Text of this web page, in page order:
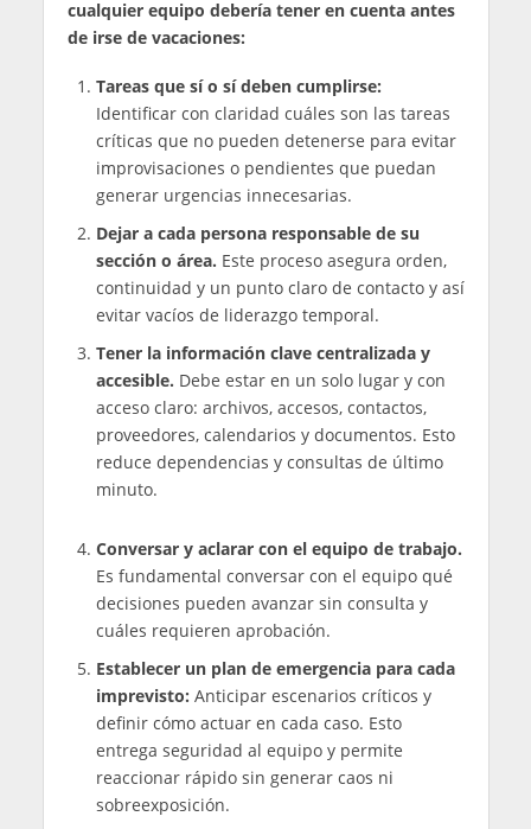
cualquier equipo debería tener en cuenta antes
de irse de vacaciones:
Tareas que sí o sí deben cumplirse:
Identificar con claridad cuáles son las tareas
críticas que no pueden detenerse para evitar
improvisaciones o pendientes que puedan
generar urgencias innecesarias.
Dejar a cada persona responsable de su
sección o área. Este proceso asegura orden,
continuidad y un punto claro de contacto y así
evitar vacíos de liderazgo temporal.
Tener la información clave centralizada y
accesible. Debe estar en un solo lugar y con
acceso claro: archivos, accesos, contactos,
proveedores, calendarios y documentos. Esto
reduce dependencias y consultas de último
minuto.
Conversar y aclarar con el equipo de trabajo.
Es fundamental conversar con el equipo qué
decisiones pueden avanzar sin consulta y
cuáles requieren aprobación.
Establecer un plan de emergencia para cada
imprevisto: Anticipar escenarios críticos y
definir cómo actuar en cada caso. Esto
entrega seguridad al equipo y permite
reaccionar rápido sin generar caos ni
sobreexposición.